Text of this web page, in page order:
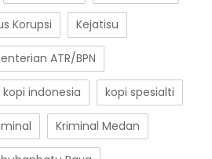
Korupsi Kejatisu
ATR/BPN
kopi indonesia kopi spesialti
Kriminal Medan